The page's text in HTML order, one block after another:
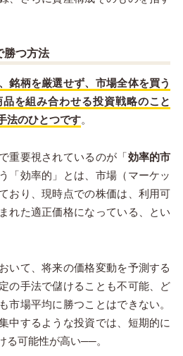
勝つ方法
銘柄を厳選せず、市場全体を買う
を組み合わせる投資戦略のこと
法のひとつです。
重要視されているのが「効率的市
「効率的」とは、市場（マーケッ
おり、現時点での株価は、利用可
れた適正価格になっている、とい
いて、将来の価格変動を予測する
の手法で儲けることも不可能、ど
市場平均に勝つことはできない。
中するような投資では、短期的に
る可能性が高い──。